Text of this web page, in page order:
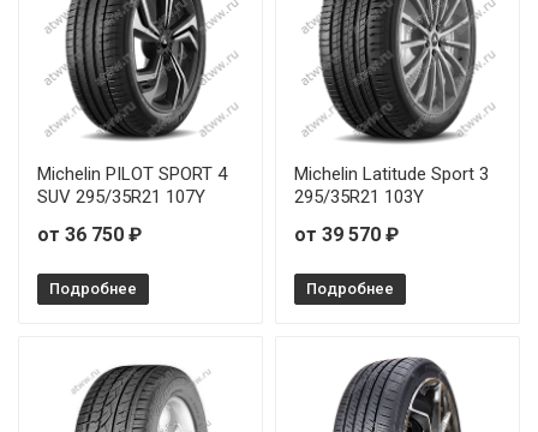
Atlander LanderXsport ATL36 275/30R20 97Y
Atlander LanderXsport ATL36 275/45R20 110Y
Atlander LanderXsport ATL36 295/40R21 111Y
Michelin PILOT SPORT 4
SUV 295/35R21 107Y
от 36 750 ₽
Подробнее
Michelin Latitude Sport 3
295/35R21 103Y
от 39 570 ₽
Подробнее